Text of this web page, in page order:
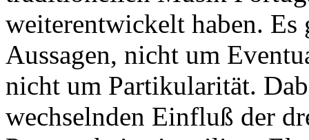
weiterentwickelt haben. Es
Aussagen, nicht um
nicht um Partikularität.
wechselnden Einfluß der